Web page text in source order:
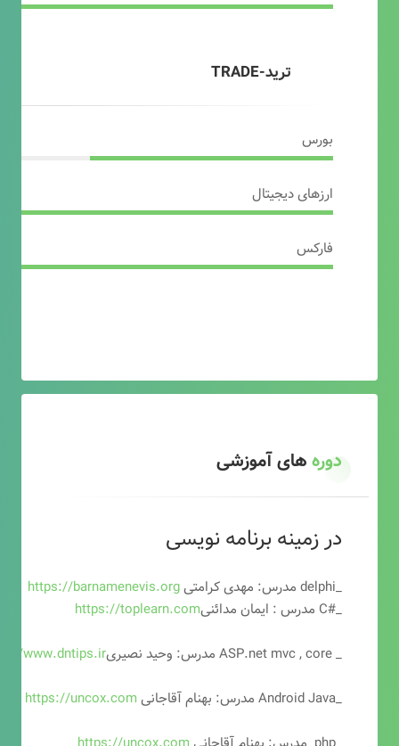
ترید-TRADE
بورس
ارزهای دیجیتال
فارکس
دورههای آموزشی
در زمینه برنامه نویسی
_delphi مدرس: مهدی کرامتی
https://barnamenevis.org
_#C مدرس : ایمان مدائنی
https://toplearn.com
_ ASP.net mvc , core مدرس: وحید نصیری
www.dntips.ir
_Android Java مدرس: بهنام آقاجانی
https://uncox.com